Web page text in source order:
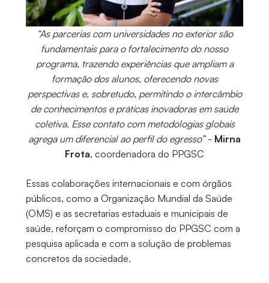
“As parcerias com universidades no exterior são
fundamentais para o fortalecimento do nosso
programa, trazendo experiências que ampliam a
formação dos alunos, oferecendo novas
perspectivas e, sobretudo, permitindo o intercâmbio
de conhecimentos e práticas inovadoras em saúde
coletiva. Esse contato com metodologias globais
agrega um diferencial ao perfil do egresso”- Mirna
Frota, coordenadora do PPGSC
Essas colaborações internacionais e com órgãos
públicos, como a Organização Mundial da Saúde
(OMS) e as secretarias estaduais e municipais de
saúde, reforçam o compromisso do PPGSC com a
pesquisa aplicada e com a solução de problemas
concretos da sociedade.